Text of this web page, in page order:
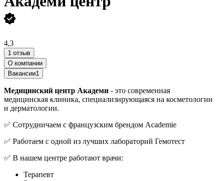
4,3
1 отзыв
О компании
Вакансии1
Медицинский центр Академи - это современная
медицинская клиника, специализирующаяся на косметологии
и дерматологии.
✅ Сотрудничаем с французским брендом Academie
✅ Работаем с одной из лучших лабораторий Гемотест
✅ В нашем центре работают врачи:
Терапевт